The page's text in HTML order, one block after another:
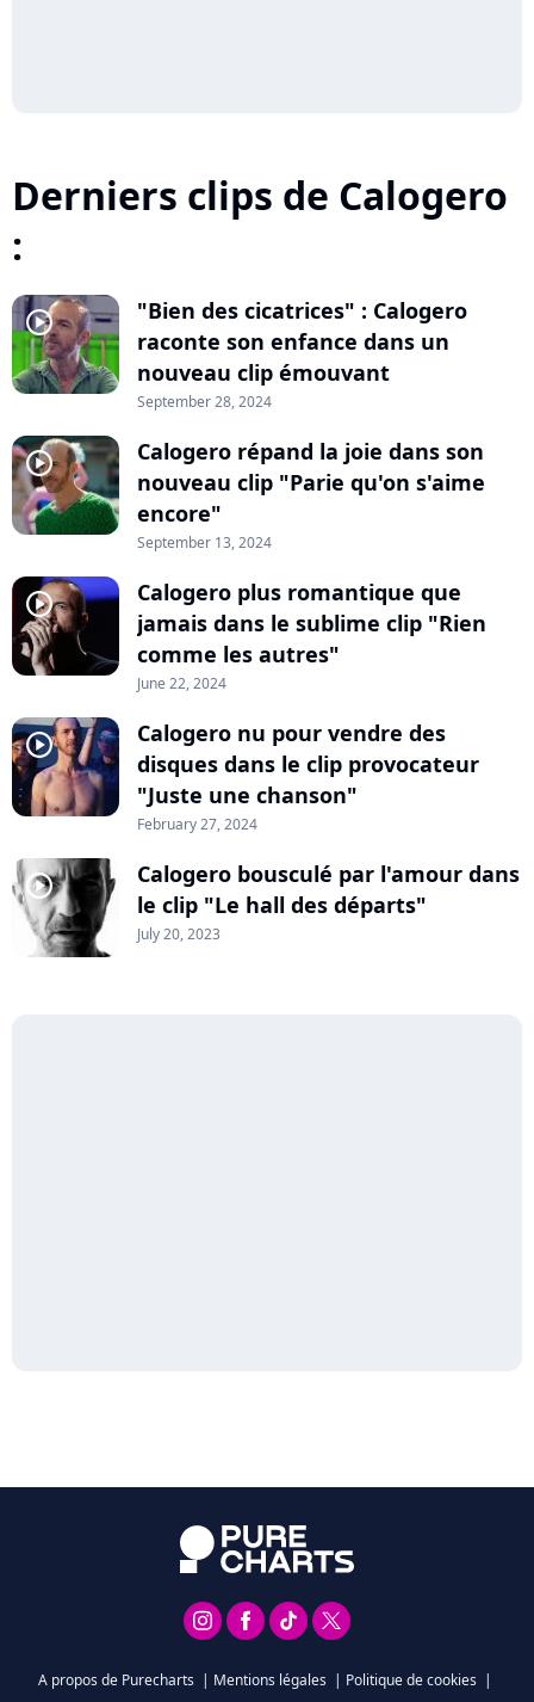
Derniers clips de Calogero
:
player2
"Bien des cicatrices" : Calogero
raconte son enfance dans un
nouveau clip émouvant
September 28, 2024
player2
Calogero répand la joie dans son
nouveau clip "Parie qu'on s'aime
encore"
September 13, 2024
player2
Calogero plus romantique que
jamais dans le sublime clip "Rien
comme les autres"
June 22, 2024
player2
Calogero nu pour vendre des
disques dans le clip provocateur
"Juste une chanson"
February 27, 2024
player2
Calogero bousculé par l'amour dans
le clip "Le hall des départs"
July 20, 2023
A propos de Purecharts | Mentions légales | Politique de cookies |